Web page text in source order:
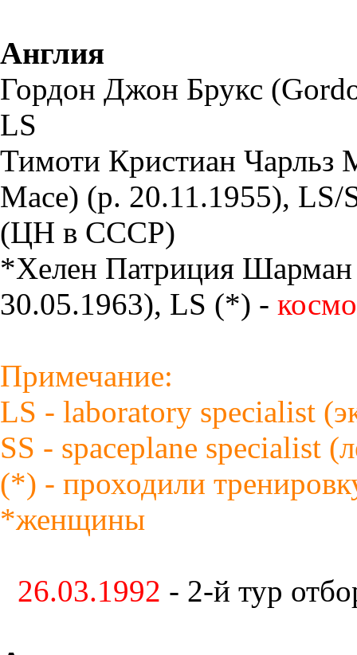
Англия
Гордон Джон Брукс
LS
Тимоти Кристиан Чарльз
Mace) (р. 20.11.1955),
(ЦН в СССР)
*Хелен Патриция Шарман
30.05.1963), LS (*) -
Примечание:
LS - laboratory specialist
SS - spaceplane specialist
(*) - проходили
*женщины
26.03.1992 - 2-й тур